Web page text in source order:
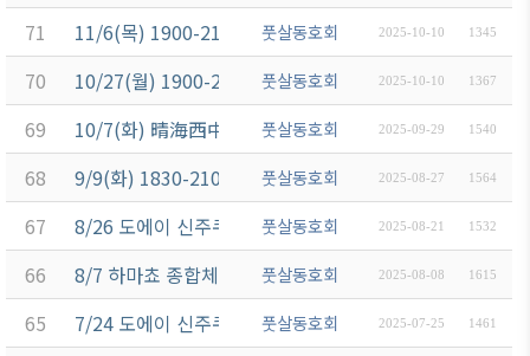
71 11/6(목) 1900-2100 운동공지 (芝公園 アクアフィー
풋살동호회 2025-10-10 1345
70 10/27(월) 1900-2100 운동공지 (芝公園 アクアフィ
풋살동호회 2025-10-10 1367
69 10/7(화) 晴海西中学校 인조잔디 운동장 18:30 ~ 21:00
풋살동호회 2025-09-29 1540
68 9/9(화) 1830-2100 운동 (月島駅 佃中学校)
풋살동호회 2025-08-27 1564
67 8/26 도에이 신주쿠선 하마쵸역 하마초 운동장 18:30-
풋살동호회 2025-08-21 1532
66 8/7 하마쵸 종합체육관 서브아리나 1830-2130
풋살동호회 2025-08-08 1615
65 7/24 도에이 신주쿠선 하마쵸역 하마초 운동장 18:30-
풋살동호회 2025-07-25 1461